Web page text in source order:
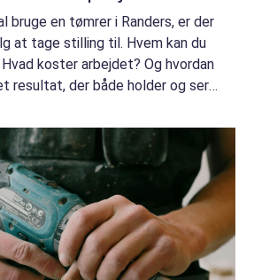
bruge en tømrer i Randers, er der
at tage stilling til. Hvem kan du
koster arbejdet? Og hvordan
resultat, der både holder og ser
og nye vindu...